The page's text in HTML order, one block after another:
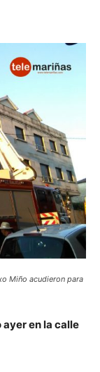
Miño acudieron para
en la calle